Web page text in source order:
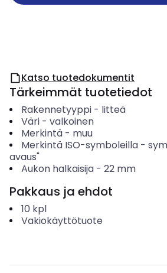
Katso tuotedokumentit
Tärkeimmät tuotetiedot
Rakennetyyppi- litteä
Väri- valkoinen
Merkintä- muu
Merkintä ISO-symboleilla-
avaus"
Aukon halkaisija- 22 mm
Pakkaus ja ehdot
10 kpl
Vakiokäyttötuote